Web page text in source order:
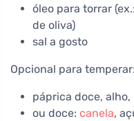
óleo para torrar
de oliva)
sal a gosto
Opcional para temperar:
páprica doce,
ou doce: canela,